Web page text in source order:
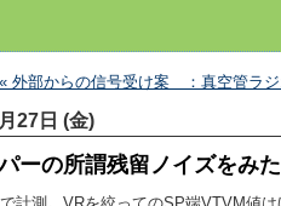
« 外部からの信号受け案 ：真空管ラジ
27日 (金)
ーの所謂残留ノイズをみ